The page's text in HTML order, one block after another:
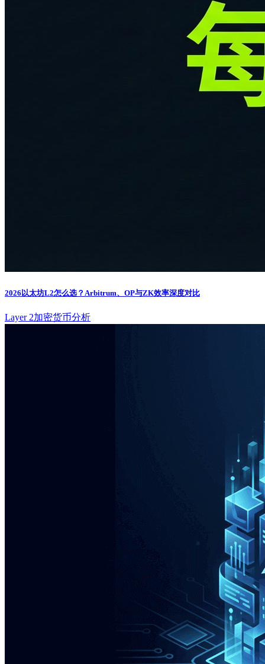
2026以太坊L2怎么选？Arbitrum、OP与ZK效率深度对比
Layer 2加密货币分析